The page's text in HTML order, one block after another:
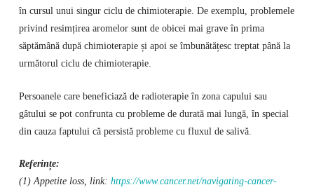
în cursul unui singur ciclu de chimioterapie. De exemplu, problemele
privind resimțirea aromelor sunt de obicei mai grave în prima
săptămână după chimioterapie și apoi se îmbunătățesc treptat până la
următorul ciclu de chimioterapie.
Persoanele care beneficiază de radioterapie în zona capului sau
gâtului se pot confrunta cu probleme de durată mai lungă, în special
din cauza faptului că persistă probleme cu fluxul de salivă.
Referințe:
(1) Appetite loss, link: https://www.cancer.net/navigating-cancer-